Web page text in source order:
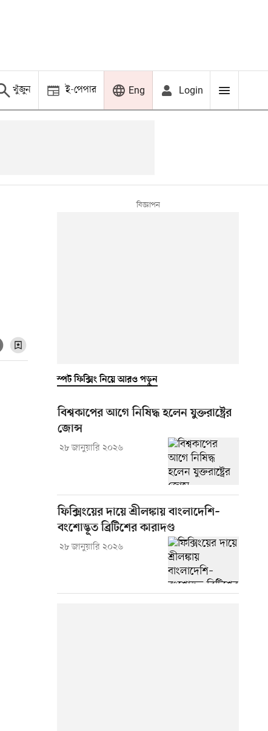
খুঁজুন ই-পেপার Eng Login
স্পট ফিক্সিং নিয়ে আরও পড়ুন
বিশ্বকাপের আগে নিষিদ্ধ হলেন যুক্তরাষ্ট্রের
জোন্স
২৮ জানুয়ারি ২০২৬
ফিক্সিংয়ের দায়ে শ্রীলঙ্কায় বাংলাদেশি–
বংশোদ্ভূত ব্রিটিশের কারাদণ্ড
২৮ জানুয়ারি ২০২৬